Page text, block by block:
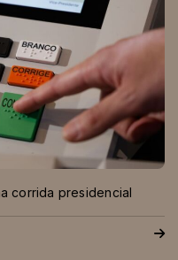
corrida presidencial